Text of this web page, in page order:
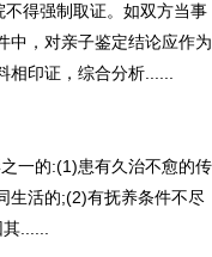
得强制取证。如双方当事
中，对亲子鉴定结论应作为
相印证，综合分析......
一的:(1)患有久治不愈的传
生活的;(2)有抚养条件不尽
......